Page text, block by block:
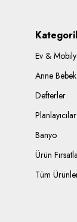
Ev &
Anne
Defterler
Planlayıcılar
Banyo
Ürün
Tüm